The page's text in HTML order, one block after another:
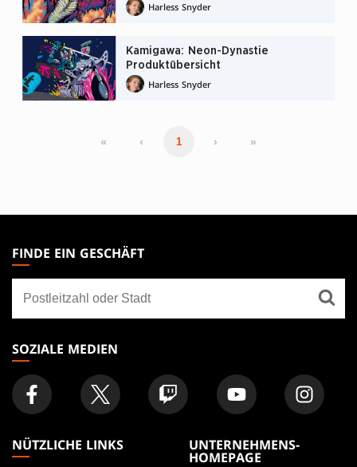
Harless Snyder
Kamigawa: Neon-Dynastie
Produktübersicht
Harless Snyder
« ‹ 1 › »
THE
GATHERING
FOOTER
FINDE EIN GESCHÄFT
ein
Geschäft
SOZIALE MEDIEN
NÜTZLICHE LINKS
UNTERNEHMENS-
HOMEPAGE